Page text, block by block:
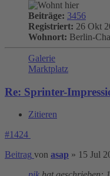
Beiträge: 3456
Registriert: 26 Okt
Wohnort: Berlin-
Galerie
Marktplatz
Re: Sprinter-
Zitieren
#1424
Beitrag von asap » 15 Jul